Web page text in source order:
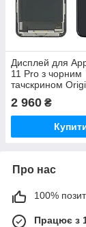
Дисплей для
11 Pro з чорним
тачскрином
2 960 ₴
Про нас
100%
Працює з